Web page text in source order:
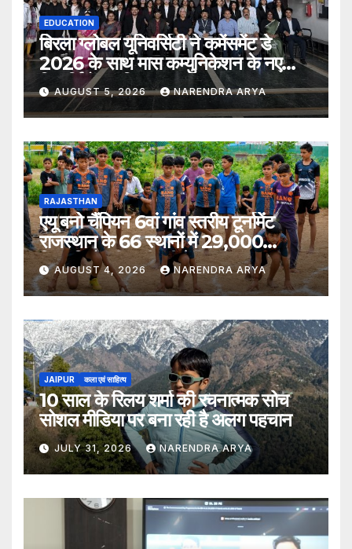
EDUCATION
बिरला ग्लोबल यूनिवर्सिटी ने कमेंसमेंट डे
2026 के साथ मास कम्युनिकेशन के नए
विद्यार्थियों का किया स्वागत
AUGUST 5, 2026 NARENDRA ARYA
RAJASTHAN
एयू बनो चैंपियन 6वां गांव स्तरीय टूर्नामेंट
राजस्थान के 66 स्थानों में 29,000
खिलाड़ियों की भागीदारी के साथ संपन्न हुआ
AUGUST 4, 2026 NARENDRA ARYA
JAIPUR कला एवं साहित्य
10 साल के रिलय शर्मा की रचनात्मक सोच
सोशल मीडिया पर बना रही है अलग पहचान
JULY 31, 2026 NARENDRA ARYA